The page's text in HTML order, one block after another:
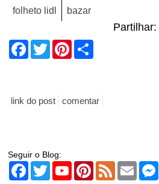
folheto lidl bazar
Partilhar:
Facebook
TwitterPinterest
link do post comentar
Seguir o Blog:
Facebook
TwitterYouTubePinterest
Feed Email